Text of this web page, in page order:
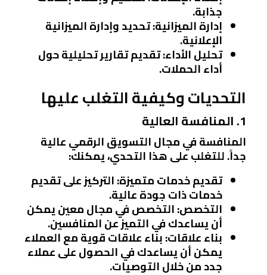
جذابة.
إدارة الميزانية: تحديد وإدارة الميزانية
الإعلانية.
تحليل الأداء: تقديم تقارير تحليلية حول
أداء الحملات.
التحديات وكيفية التغلب عليها
1. المنافسة العالية
المنافسة في مجال التسويق الرقمي عالية
جداً. للتغلب على هذا التحدي، يمكنك:
تقديم خدمات متميزة: التركيز على تقديم
خدمات ذات جودة عالية.
التخصص: التخصص في مجال معين يمكن
أن يساعدك في التميز عن المنافسين.
بناء علاقات: بناء علاقات قوية مع العملاء
يمكن أن يساعدك في الحصول على عملاء
جدد من خلال التوصيات.